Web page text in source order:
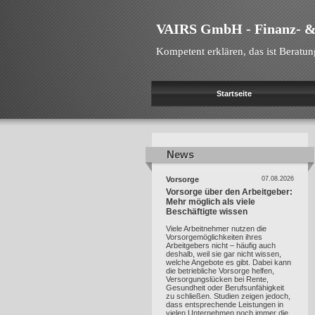
VAIRS GmbH - Finanz-
Kompetent erklären, das ist
Startseite
News
News
07.08.2026
Vorsorge
Vorsorge über den Arbeitgeber:
Mehr möglich als viele
Beschäftigte wissen
Viele Arbeitnehmer nutzen die
Vorsorgemöglichkeiten ihres
Arbeitgebers nicht – häufig auch
deshalb, weil sie gar nicht wissen,
welche Angebote es gibt. Dabei kann
die betriebliche Vorsorge helfen,
Versorgungslücken bei Rente,
Gesundheit oder Berufsunfähigkeit
zu schließen. Studien zeigen jedoch,
dass entsprechende Leistungen in
vielen Unternehmen noch immer die